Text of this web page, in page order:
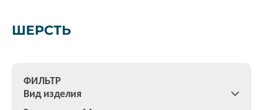
ШЕРСТЬ
ФИЛЬТР
Вид изделия